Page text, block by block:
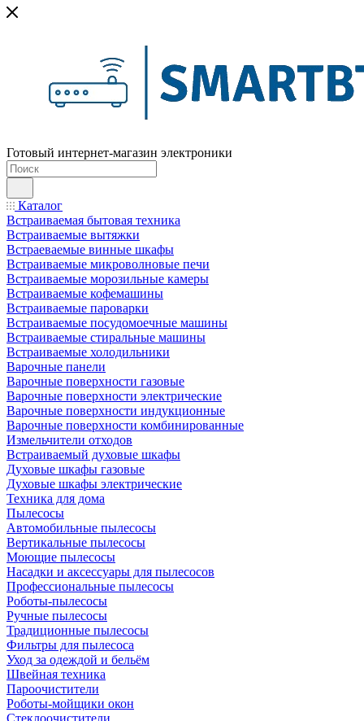
Готовый интернет-магазин электроники
Каталог
Встраиваемая бытовая техника
Встраиваемые вытяжки
Встраеваемые винные шкафы
Встраиваемые микроволновые печи
Встраиваемые морозильные камеры
Встраиваемые кофемашины
Встраиваемые пароварки
Встраиваемые посудомоечные машины
Встраиваемые стиральные машины
Встраиваемые холодильники
Варочные панели
Варочные поверхности газовые
Варочные поверхности электрические
Варочные поверхности индукционные
Варочные поверхности комбинированные
Измельчители отходов
Встраиваемый духовые шкафы
Духовые шкафы газовые
Духовые шкафы электрические
Техника для дома
Пылесосы
Автомобильные пылесосы
Вертикальные пылесосы
Моющие пылесосы
Насадки и аксессуары для пылесосов
Профессиональные пылесосы
Роботы-пылесосы
Ручные пылесосы
Традиционные пылесосы
Фильтры для пылесоса
Уход за одеждой и бельём
Швейная техника
Пароочистители
Роботы-мойщики окон
Стеклоочистители